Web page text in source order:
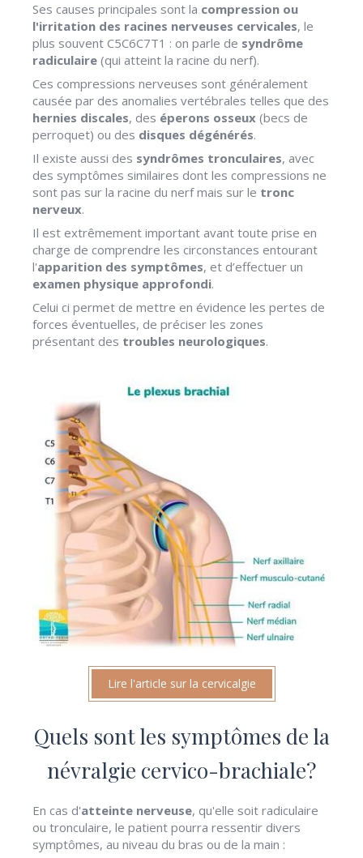
Ses causes principales sont la compression ou
l'irritation des racines nerveuses cervicales, le
plus souvent C5C6C7T1 : on parle de syndrôme
radiculaire (qui atteint la racine du nerf).
Ces compressions nerveuses sont généralement
causée par des anomalies vertébrales telles que des
hernies discales, des éperons osseux (becs de
perroquet) ou des disques dégénérés.
Il existe aussi des syndrômes tronculaires, avec
des symptômes similaires dont les compressions ne
sont pas sur la racine du nerf mais sur le tronc
nerveux.
Il est extrêmement important avant toute prise en
charge de comprendre les circonstances entourant
l'apparition des symptômes, et d’effectuer un
examen physique approfondi.
Celui ci permet de mettre en évidence les pertes de
forces éventuelles, de préciser les zones
présentant des troubles neurologiques.
Lire l'article sur la cervicalgie
Quels sont les symptômes de la
névralgie cervico-brachiale?
En cas d'atteinte nerveuse, qu'elle soit radiculaire
ou tronculaire, le patient pourra ressentir divers
symptômes, au niveau du bras ou de la main :